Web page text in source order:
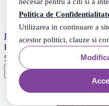
Politica de
Utilizarea in continuare a
acestor politici, clauze si
In tara Lectiilor Neinvatate - Lea
PRP: 10.00Lei
5
Lei